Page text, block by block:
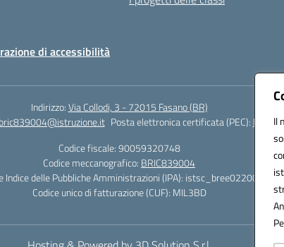
Il
di accessibilità
Indirizzo:Via Collodi, 3 - 72015 Fasano (BR)
bric839004@istruzione.it Posta elettronica certificata (PEC):
Codice fiscale: 90059320748
Codice meccanografico: BRIC839004
Indice delle Pubbliche Amministrazioni (IPA): istsc_bree02200r
Codice unico di fatturazione (CUF): MIL3BD